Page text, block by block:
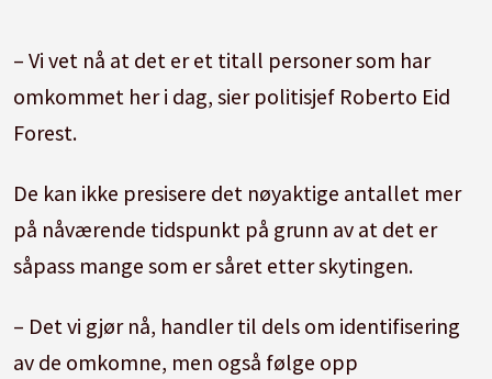
– Vi vet nå at det er et titall personer som har
omkommet her i dag, sier politisjef Roberto Eid
Forest.
De kan ikke presisere det nøyaktige antallet mer
på nåværende tidspunkt på grunn av at det er
såpass mange som er såret etter skytingen.
– Det vi gjør nå, handler til dels om identifisering
av de omkomne, men også følge opp